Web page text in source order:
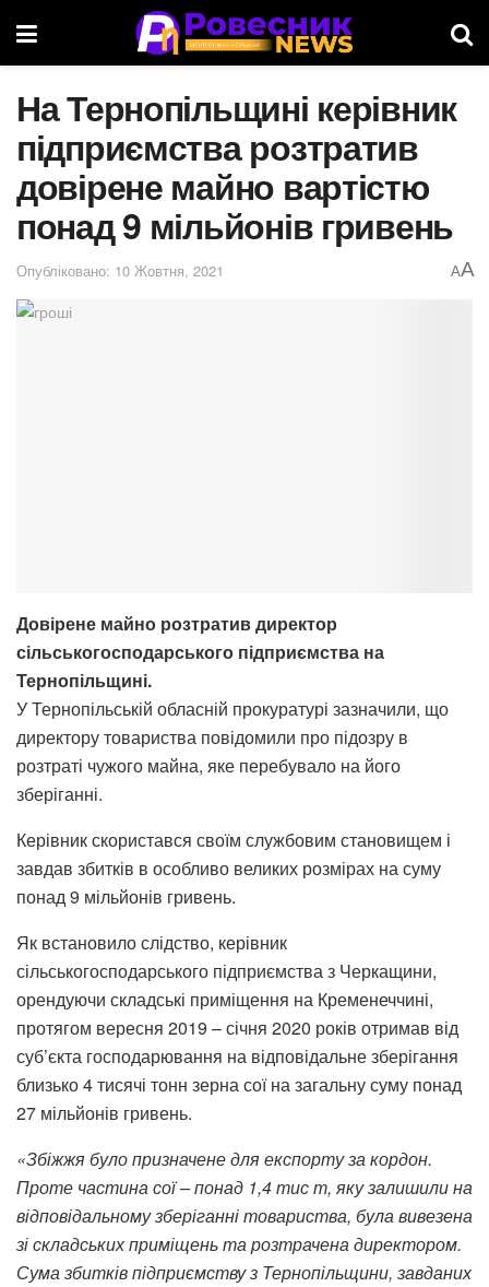
На Тернопільщині керівник
підприємства розтратив
довірене майно вартістю
понад 9 мільйонів гривень
Опубліковано: 10 Жовтня, 2021 AA
Довірене майно розтратив директор
сільськогосподарського підприємства на
Тернопільщині.
У Тернопільській обласній прокуратурі зазначили, що
директору товариства повідомили про підозру в
розтраті чужого майна, яке перебувало на його
зберіганні.
Керівник скористався своїм службовим становищем і
завдав збитків в особливо великих розмірах на суму
понад 9 мільйонів гривень.
Як встановило слідство, керівник
сільськогосподарського підприємства з Черкащини,
орендуючи складські приміщення на Кременеччині,
протягом вересня 2019 – січня 2020 років отримав від
суб’єкта господарювання на відповідальне зберігання
близько 4 тисячі тонн зерна сої на загальну суму понад
27 мільйонів гривень.
«Збіжжя було призначене для експорту за кордон.
Проте частина сої – понад 1,4 тис т, яку залишили на
відповідальному зберіганні товариства, була вивезена
зі складських приміщень та розтрачена директором.
Сума збитків підприємству з Тернопільщини, завданих